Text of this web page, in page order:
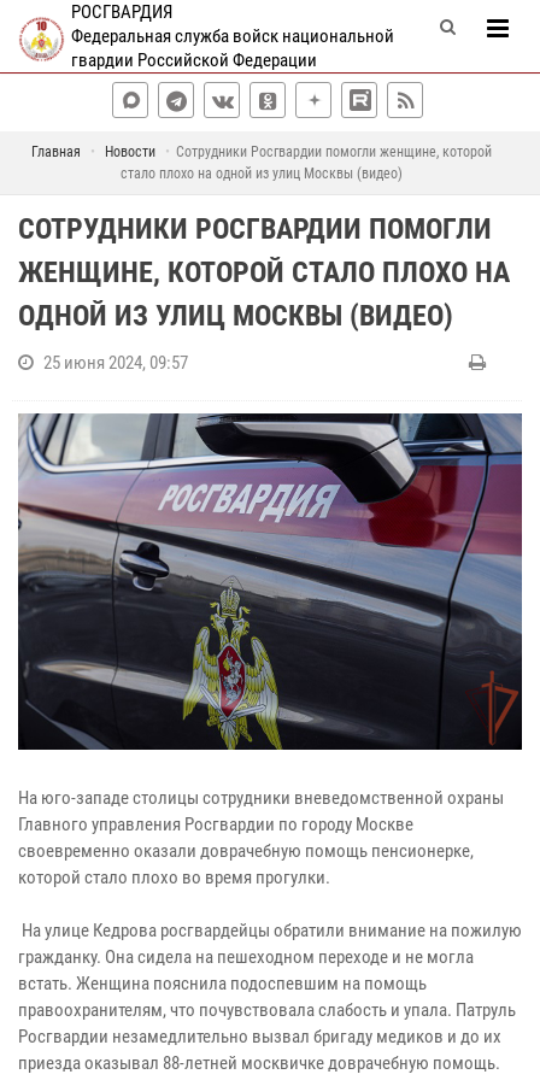
РОСГВАРДИЯ
Федеральная служба войск национальной
гвардии Российской Федерации
Главная Новости
Сотрудники Росгвардии помогли женщине, которой
стало плохо на одной из улиц Москвы (видео)
СОТРУДНИКИ РОСГВАРДИИ ПОМОГЛИ
ЖЕНЩИНЕ, КОТОРОЙ СТАЛО ПЛОХО НА
ОДНОЙ ИЗ УЛИЦ МОСКВЫ (ВИДЕО)
25 июня 2024, 09:57
На юго-западе столицы сотрудники вневедомственной охраны
Главного управления Росгвардии по городу Москве
своевременно оказали доврачебную помощь пенсионерке,
которой стало плохо во время прогулки.
На улице Кедрова росгвардейцы обратили внимание на пожилую
гражданку. Она сидела на пешеходном переходе и не могла
встать. Женщина пояснила подоспевшим на помощь
правоохранителям, что почувствовала слабость и упала. Патруль
Росгвардии незамедлительно вызвал бригаду медиков и до их
приезда оказывал 88-летней москвичке доврачебную помощь.